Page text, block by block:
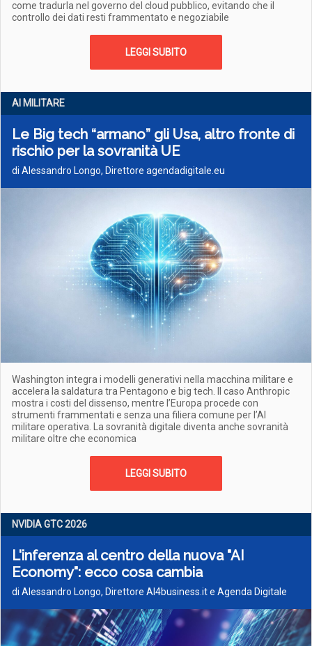
come tradurla nel governo del cloud pubblico, evitando che il
controllo dei dati resti frammentato e negoziabile
LEGGI SUBITO
AI MILITARE
Le Big tech “armano” gli Usa, altro fronte di
rischio per la sovranità UE
di Alessandro Longo, Direttore agendadigitale.eu
Washington integra i modelli generativi nella macchina militare e
accelera la saldatura tra Pentagono e big tech. Il caso Anthropic
mostra i costi del dissenso, mentre l’Europa procede con
strumenti frammentati e senza una filiera comune per l’AI
militare operativa. La sovranità digitale diventa anche sovranità
militare oltre che economica
LEGGI SUBITO
NVIDIA GTC 2026
L'inferenza al centro della nuova "AI
Economy": ecco cosa cambia
di Alessandro Longo, Direttore AI4business.it e Agenda Digitale